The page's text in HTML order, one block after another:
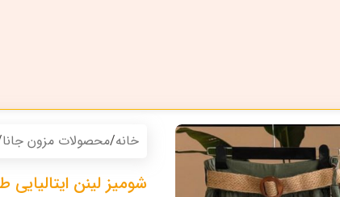
خانه/محصولات مزون جانا
شومیز لینن